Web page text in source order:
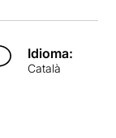
Idioma:
Català